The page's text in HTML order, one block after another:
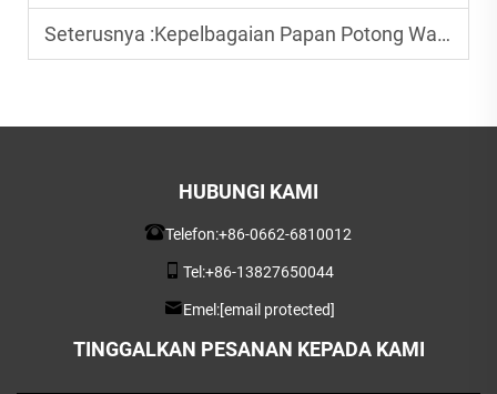
Seterusnya :Kepelbagaian Papan Potong Walnut dalam Dapur Moden
HUBUNGI KAMI
Telefon:+86-0662-6810012
Tel:+86-13827650044
Emel:[email protected]
TINGGALKAN PESANAN KEPADA KAMI